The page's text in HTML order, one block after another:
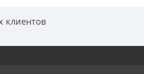
клиентов